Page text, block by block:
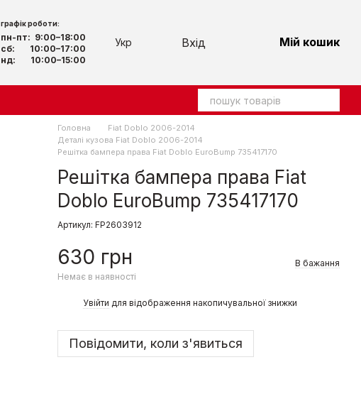
графік роботи:
пн-пт: 9:00–18:00
сб: 10:00–17:00
нд: 10:00–15:00
Укр Вхід Мій кошик
Головна
Fiat Doblo 2006-2014
Деталі кузова Fiat Doblo 2006-2014
Решітка бампера права Fiat Doblo EuroBump 735417170
Решітка бампера права Fiat
Doblo EuroBump 735417170
Артикул: FP2603912
630 грн
Немає в наявності
В бажання
Увійти для відображення накопичувальної знижки
Повідомити, коли з'явиться